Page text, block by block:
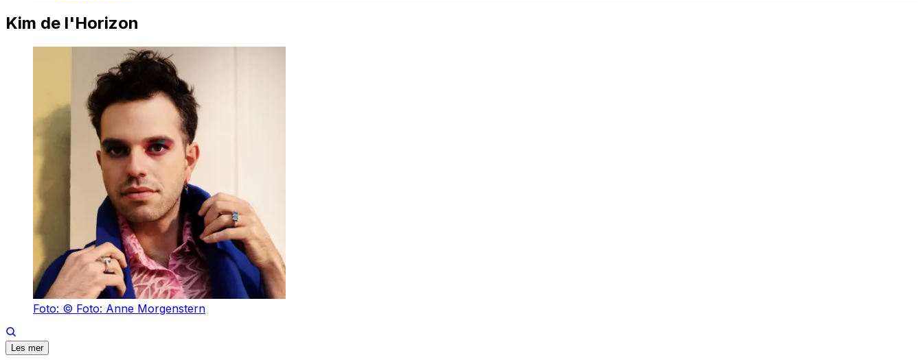
Kim de l'Horizon
Foto: © Foto: Anne Morgenstern
Les mer